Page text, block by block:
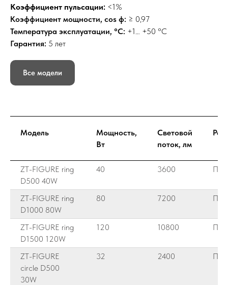
Коэффициент пульсации: <1%
Коэффициент мощности, cos ф: ≥ 0,97
Температура эксплуатации, °C: +1… +50 °С
Гарантия: 5 лет
Все модели
Модель
Мощность,
Вт
Световой
поток, лм
ZT-FIGURE ring
D500 40W
40 3600 ПК
ZT-FIGURE ring
D1000 80W
80 7200 ПК
ZT-FIGURE ring
D1500 120W
120 10800 ПК
ZT-FIGURE
circle D500
30W
32 2400 ПК